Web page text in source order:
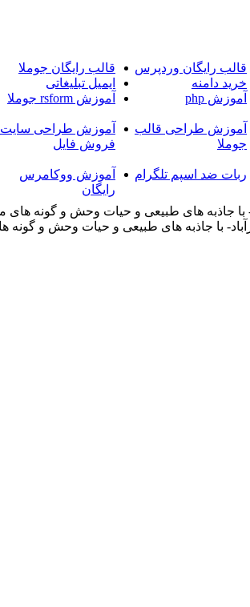
قالب رایگان وردپرس قالب رایگان جوملا
خرید دامنه ایمیل تبلیغاتی
آموزش php آموزش rsform جوملا
آموزش طراحی قالب
جوملا
آموزش طراحی سایت
فروش فایل
ربات ضد اسپم تلگرام
آموزش ووکامرس
رایگان